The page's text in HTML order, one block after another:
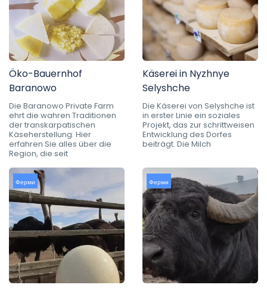
Öko-Bauernhof
Baranowo
Die Baranowo Private Farm
ehrt die wahren Traditionen
der transkarpatischen
Käseherstellung. Hier
erfahren Sie alles über die
Region, die seit
Käserei in Nyzhnye
Selyshche
Die Käserei von Selyshche ist
in erster Linie ein soziales
Projekt, das zur schrittweisen
Entwicklung des Dorfes
beiträgt. Die Milch
Ферми Ферми